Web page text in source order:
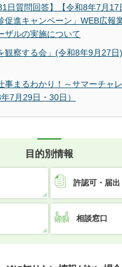
日質問回答】【令和8年7月17
促進キャンペーン」WEB広報
ザルの実施について
観察する会」(令和8年9月27
事まるわかり！～サマーチャレ
7月29日・30日）
目的別情報
許認可・届出
相談窓口